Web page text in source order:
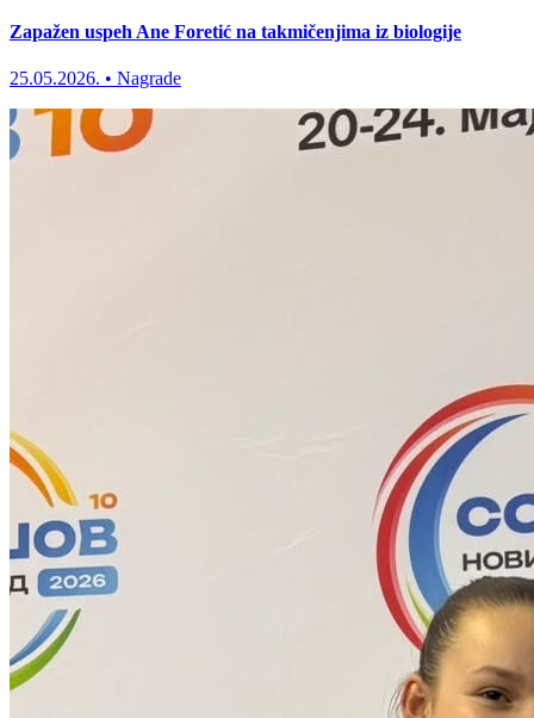
Zapažen uspeh Ane Foretić na takmičenjima iz biologije
25.05.2026. • Nagrade